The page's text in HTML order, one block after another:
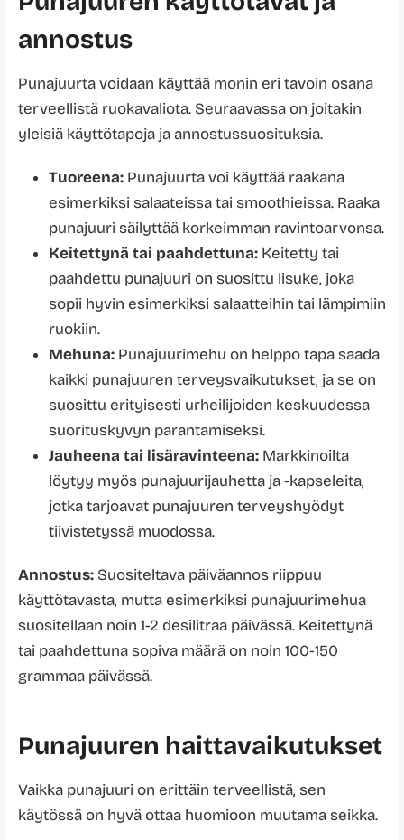
annostus
Punajuurta voidaan käyttää monin eri tavoin osana
terveellistä ruokavaliota. Seuraavassa on joitakin
yleisiä käyttötapoja ja annostussuosituksia.
Tuoreena: Punajuurta voi käyttää raakana
esimerkiksi salaateissa tai smoothieissa. Raaka
punajuuri säilyttää korkeimman ravintoarvonsa.
Keitettynä tai paahdettuna: Keitetty tai
paahdettu punajuuri on suosittu lisuke, joka
sopii hyvin esimerkiksi salaatteihin tai lämpimiin
ruokiin.
Mehuna: Punajuurimehu on helppo tapa saada
kaikki punajuuren terveysvaikutukset, ja se on
suosittu erityisesti urheilijoiden keskuudessa
suorituskyvyn parantamiseksi.
Jauheena tai lisäravinteena: Markkinoilta
löytyy myös punajuurijauhetta ja -kapseleita,
jotka tarjoavat punajuuren terveyshyödyt
tiivistetyssä muodossa.
Annostus: Suositeltava päiväannos riippuu
käyttötavasta, mutta esimerkiksi punajuurimehua
suositellaan noin 1-2 desilitraa päivässä. Keitettynä
tai paahdettuna sopiva määrä on noin 100-150
grammaa päivässä.
Punajuuren haittavaikutukset
Vaikka punajuuri on erittäin terveellistä, sen
käytössä on hyvä ottaa huomioon muutama seikka.